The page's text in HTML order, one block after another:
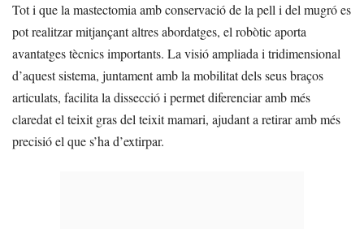
Tot i que la mastectomia amb conservació de la pell i del mugró es
pot realitzar mitjançant altres abordatges, el robòtic aporta
avantatges tècnics importants. La visió ampliada i tridimensional
d’aquest sistema, juntament amb la mobilitat dels seus braços
articulats, facilita la dissecció i permet diferenciar amb més
claredat el teixit gras del teixit mamari, ajudant a retirar amb més
precisió el que s’ha d’extirpar.